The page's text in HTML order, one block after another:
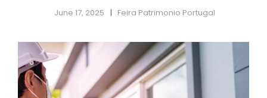
June 17, 2025 Feira Patrimonio Portugal